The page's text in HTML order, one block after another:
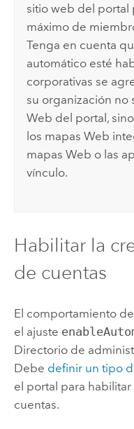
sitio web del portal
máximo de
Tenga en cuenta
automático esté
corporativas se
su organización no
Web del portal,
los mapas Web
mapas Web o las
vínculo.
Habilitar la
de cuentas
El comportamiento
el ajuste
Directorio de
Debe definir un tipo
el portal para
cuentas.